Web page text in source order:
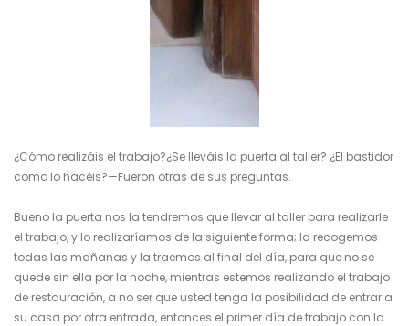
¿Cómo realizáis el trabajo?¿Se lleváis la puerta al taller? ¿El bastidor
como lo hacéis?—Fueron otras de sus preguntas.
Bueno la puerta nos la tendremos que llevar al taller para realizarle
el trabajo, y lo realizaríamos de la siguiente forma; la recogemos
todas las mañanas y la traemos al final del día, para que no se
quede sin ella por la noche, mientras estemos realizando el trabajo
de restauración, a no ser que usted tenga la posibilidad de entrar a
su casa por otra entrada, entonces el primer día de trabajo con la